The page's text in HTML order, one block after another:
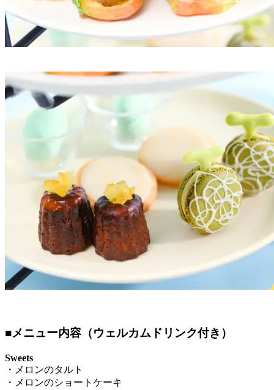
■メニュー内容（ウェルカムドリンク付き）
Sweets
・メロンのタルト
・メロンのショートケーキ